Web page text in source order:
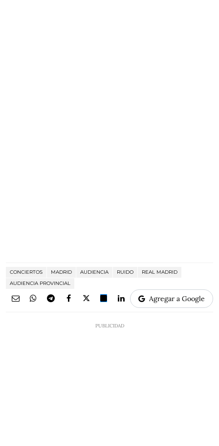
CONCIERTOS MADRID AUDIENCIA RUIDO
REAL MADRID
AUDIENCIA PROVINCIAL
Agregar a Google